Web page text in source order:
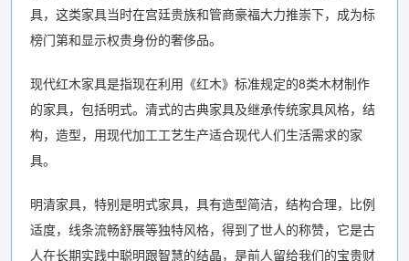
具，这类家具当时在宫廷贵族和管商豪福大力推崇下，成为标
榜门第和显示权贵身份的奢侈品。
现代红木家具是指现在利用《红木》标准规定的8类木材制作
的家具，包括明式。清式的古典家具及继承传统家具风格，结
构，造型，用现代加工工艺生产适合现代人们生活需求的家
具。
明清家具，特别是明式家具，具有造型简洁，结构合理，比例
适度，线条流畅舒展等独特风格，得到了世人的称赞，它是古
人在长期实践中聪明跟智慧的结晶，是前人留给我们的宝贵财